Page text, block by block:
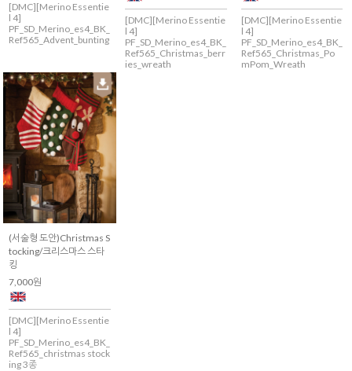
[DMC][Merino Essentie
l 4]
PF_SD_Merino_es4_BK_
Ref565_Advent_bunting
[DMC][Merino Essentie
l 4]
PF_SD_Merino_es4_BK_
Ref565_Christmas_berr
ies_wreath
[DMC][Merino Essentie
l 4]
PF_SD_Merino_es4_BK_
Ref565_Christmas_Po
mPom_Wreath
(서술형 도안)Christmas S
tocking/크리스마스 스타
킹
7,000원
[DMC][Merino Essentie
l 4]
PF_SD_Merino_es4_BK_
Ref565_christmas stock
ing 3종